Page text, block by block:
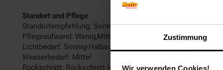
Zustimmung
Standort und Pflege
Standortempfehlung: Sonnig, windgeschützt
Pflegeaufwand: Wenig,Mittel
Lichtbedarf: Sonnig-Halbschattig
Wasserbedarf: Mittel
Rückschnitt: Rückschnitt im Frühjahr